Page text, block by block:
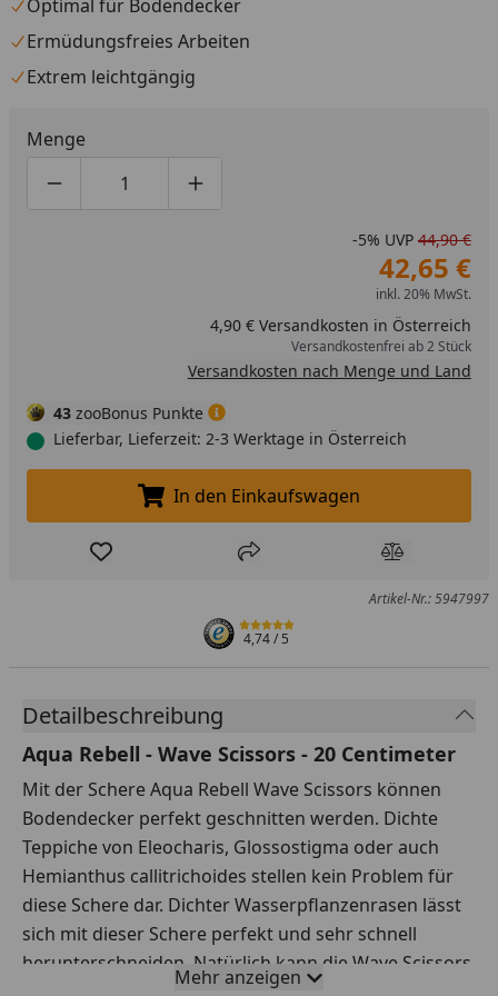
Optimal für Bodendecker
Ermüdungsfreies Arbeiten
Extrem leichtgängig
Menge
Produktmenge um eins verringern
Produktmenge manuell eingeben
Produktmenge um eins erhöhen
-5% UVP 44,90 €
42,65 €
inkl. 20% MwSt.
4,90 € Versandkosten in Österreich
Versandkostenfrei ab 2 Stück
Versandkosten nach Menge und Land
43 zooBonus Punkte
Lieferbar, Lieferzeit: 2-3 Werktage in Österreich
In den Einkaufswagen legen
In den Einkaufswagen
Produkt zur Wunschliste hinzufügen
Teilen Produkt
Artikel-Nr.: 5947997
4,74/ 5
Detailbeschreibung
Aqua Rebell - Wave Scissors - 20 Centimeter
Mit der Schere Aqua Rebell Wave Scissors können
Bodendecker perfekt geschnitten werden. Dichte
Teppiche von Eleocharis, Glossostigma oder auch
Hemianthus callitrichoides stellen kein Problem für
diese Schere dar. Dichter Wasserpflanzenrasen lässt
sich mit dieser Schere perfekt und sehr schnell
herunterschneiden. Natürlich kann die Wave Scissors
Mehr anzeigen